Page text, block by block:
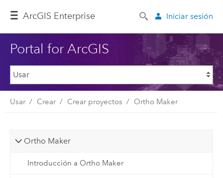
ArcGIS Enterprise Iniciar sesión
Portal for ArcGIS
Usar Crear Crear proyectos Ortho Maker
Ortho Maker
Introducción a Ortho Maker